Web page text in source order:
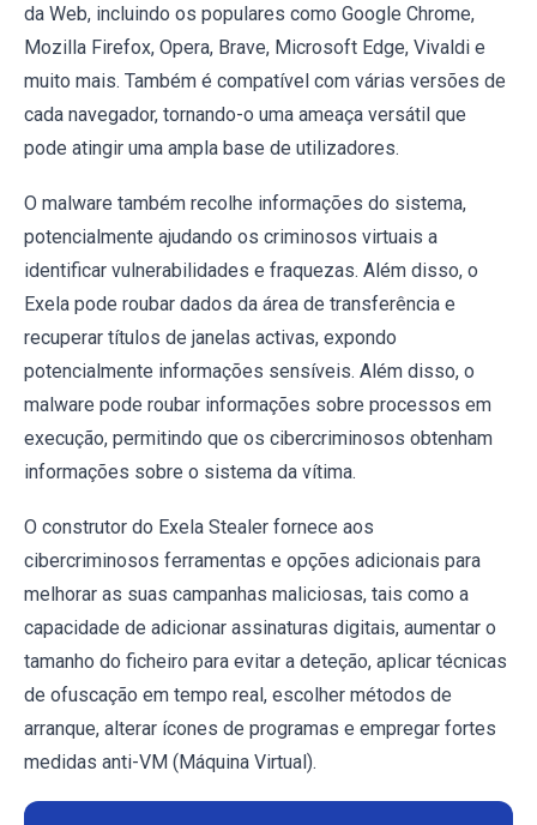
da Web, incluindo os populares como Google Chrome,
Mozilla Firefox, Opera, Brave, Microsoft Edge, Vivaldi e
muito mais. Também é compatível com várias versões de
cada navegador, tornando-o uma ameaça versátil que
pode atingir uma ampla base de utilizadores.
O malware também recolhe informações do sistema,
potencialmente ajudando os criminosos virtuais a
identificar vulnerabilidades e fraquezas. Além disso, o
Exela pode roubar dados da área de transferência e
recuperar títulos de janelas activas, expondo
potencialmente informações sensíveis. Além disso, o
malware pode roubar informações sobre processos em
execução, permitindo que os cibercriminosos obtenham
informações sobre o sistema da vítima.
O construtor do Exela Stealer fornece aos
cibercriminosos ferramentas e opções adicionais para
melhorar as suas campanhas maliciosas, tais como a
capacidade de adicionar assinaturas digitais, aumentar o
tamanho do ficheiro para evitar a deteção, aplicar técnicas
de ofuscação em tempo real, escolher métodos de
arranque, alterar ícones de programas e empregar fortes
medidas anti-VM (Máquina Virtual).